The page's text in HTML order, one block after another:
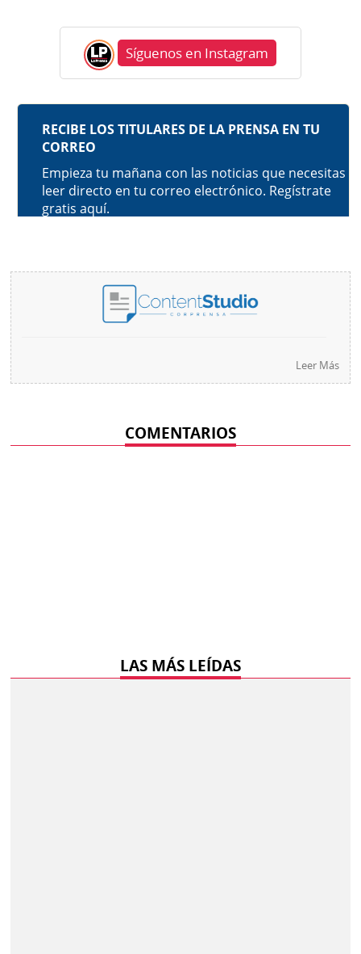
Síguenos en Instagram
Leer Más
COMENTARIOS
LAS MÁS LEÍDAS